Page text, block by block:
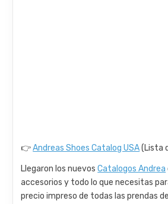
👉Andreas Shoes Catalog USA(Lista
Llegaron los nuevosCatalogos Andrea
accesorios y todo lo que necesitas
precio impreso de todas las prendas